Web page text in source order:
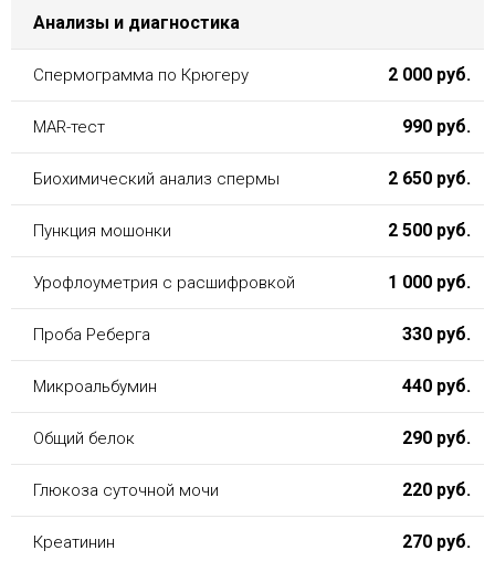
Анализы и диагностика
Спермограмма по Крюгеру 2 000 руб.
MAR-тест 990 руб.
Биохимический анализ спермы 2 650 руб.
Пункция мошонки 2 500 руб.
Урофлоуметрия с расшифровкой 1 000 руб.
Проба Реберга 330 руб.
Микроальбумин 440 руб.
Общий белок 290 руб.
Глюкоза суточной мочи 220 руб.
Креатинин 270 руб.